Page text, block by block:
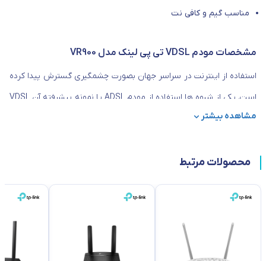
مناسب گیم و کافی نت
مشخصات مودم VDSL تی پی لینک مدل VR900
استفاده از اینترنت در سراسر جهان بصورت چشمگیری گسترش پیدا کرده
است. یکی از شیوه ها استفاده از مودم ADSL یا نمونه پیشرفته آن VDSL
می باشد. VDSL از سرعت به مراتب بالاتری برخوردار است. برای پی بردنمشاهده بیشتر
محصولات مرتبط